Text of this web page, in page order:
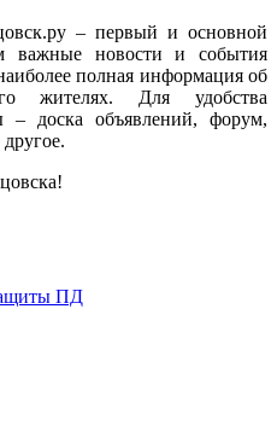
– первый и основной
новости и события
полная информация об
жителях. Для удобства
– доска объявлений, форум,
ПД